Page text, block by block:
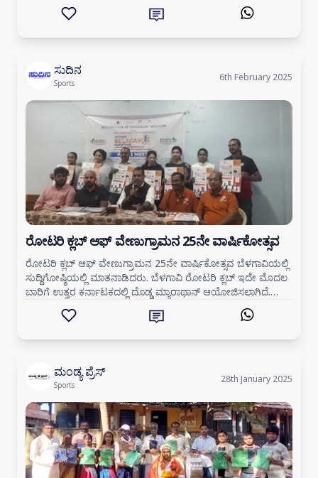
ಸುದಿನ
Sports 6th February 2025
ರೋಟರಿ ಕ್ಲಬ್ ಆಫ್ ವೇಣುಗ್ರಾಮನ 25ನೇ ವಾರ್ಷಿಕೋತ್ಸವ
ರೋಟರಿ ಕ್ಲಬ್ ಆಫ್ ವೇಣುಗ್ರಾಮನ 25ನೇ ವಾರ್ಷಿಕೋತ್ಸವ ಬೆಳಗಾವಿಯಲ್ಲಿ
ಸುದ್ದಿಗೋಷ್ಠಿಯಲ್ಲಿ ಮಾತನಾಡಿದರು. ಬೆಳಗಾವಿ ರೋಟರಿ ಕ್ಲಬ್ ಇದೇ ಮೊದಲ
ಬಾರಿಗೆ ಉತ್ತರ ಕರ್ನಾಟಕದಲ್ಲಿ ದೊಡ್ಡ ಮ್ಯಾರಾಥಾನ್ ಆಯೋಜಿಸಲಾಗಿದೆ.
ಬೆಳಗಾವಿಯ ಸಿಪಿಎಡ್‌ ಮೈದಾನ
ಮಂಡ್ಯ ಪ್ರೆಸ್
Sports 28th January 2025